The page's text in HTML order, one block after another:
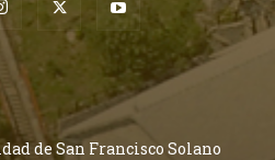
de San Francisco Solano